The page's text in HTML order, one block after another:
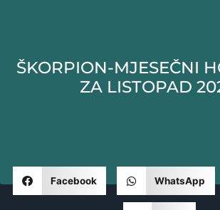
ŠKORPION-MJESEČNI
ZA LISTOPAD
Facebook WhatsApp